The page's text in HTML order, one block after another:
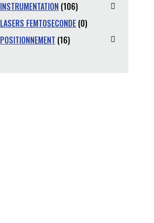
INSTRUMENTATION (106)
LASERS FEMTOSECONDE (0)
POSITIONNEMENT (16)